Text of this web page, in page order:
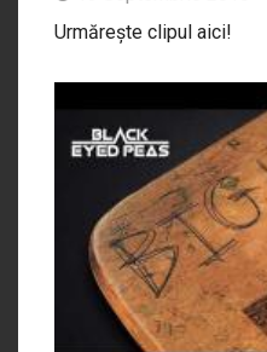
Urmărește clipul aici!